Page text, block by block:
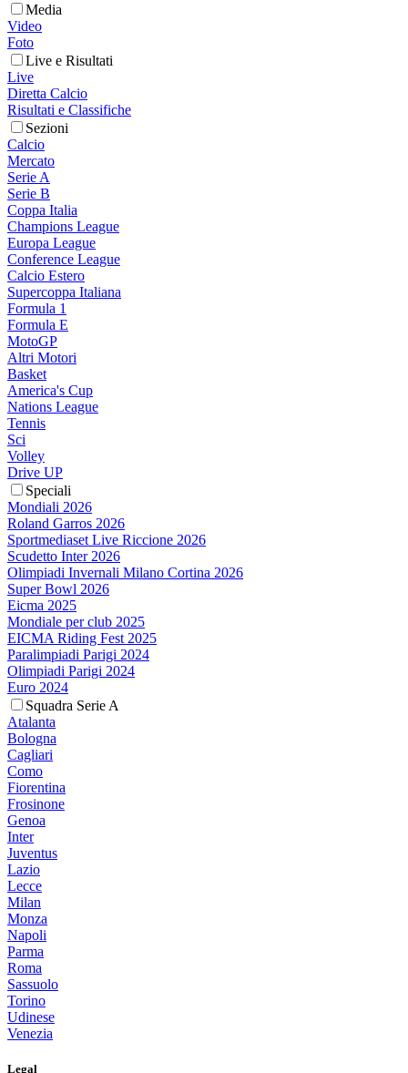
Media
Video
Foto
Live e Risultati
Live
Diretta Calcio
Risultati e Classifiche
Sezioni
Calcio
Mercato
Serie A
Serie B
Coppa Italia
Champions League
Europa League
Conference League
Calcio Estero
Supercoppa Italiana
Formula 1
Formula E
MotoGP
Altri Motori
Basket
America's Cup
Nations League
Tennis
Sci
Volley
Drive UP
Speciali
Mondiali 2026
Roland Garros 2026
Sportmediaset Live Riccione 2026
Scudetto Inter 2026
Olimpiadi Invernali Milano Cortina 2026
Super Bowl 2026
Eicma 2025
Mondiale per club 2025
EICMA Riding Fest 2025
Paralimpiadi Parigi 2024
Olimpiadi Parigi 2024
Euro 2024
Squadra Serie A
Atalanta
Bologna
Cagliari
Como
Fiorentina
Frosinone
Genoa
Inter
Juventus
Lazio
Lecce
Milan
Monza
Napoli
Parma
Roma
Sassuolo
Torino
Udinese
Venezia
Legal